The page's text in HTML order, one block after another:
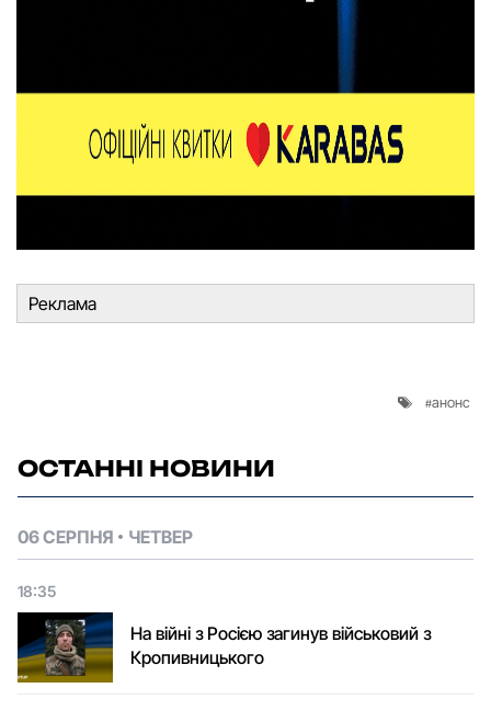
Реклама
анонс
ОСТАННІ НОВИНИ
06 СЕРПНЯ ЧЕТВЕР
18:35
На війні з Росією загинув військовий з
Кропивницького